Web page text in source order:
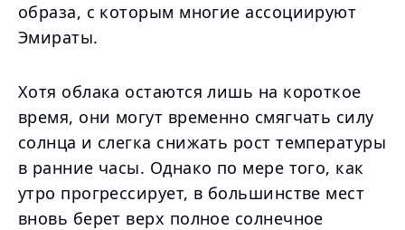
образа, с которым многие ассоциируют
Эмираты.
Хотя облака остаются лишь на короткое
время, они могут временно смягчать силу
солнца и слегка снижать рост температуры
в ранние часы. Однако по мере того, как
утро прогрессирует, в большинстве мест
вновь берет верх полное солнечное